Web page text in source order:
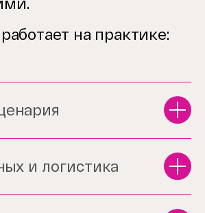
на практике:
и логистика